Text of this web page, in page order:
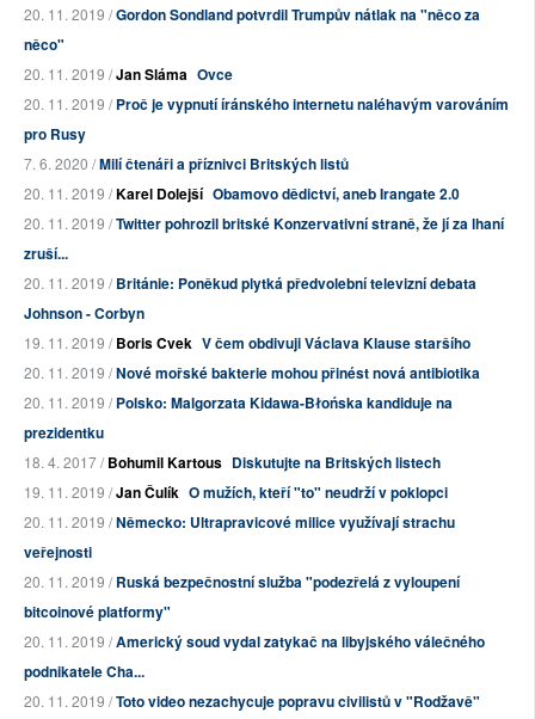
20. 11. 2019 /Gordon Sondland potvrdil Trumpův nátlak na "něco za
něco"
20. 11. 2019 /Jan Sláma Ovce
20. 11. 2019 /Proč je vypnutí íránského internetu naléhavým varováním
pro Rusy
7. 6. 2020 /Milí čtenáři a příznivci Britských listů
20. 11. 2019 /Karel Dolejší Obamovo dědictví, aneb Irangate 2.0
20. 11. 2019 /Twitter pohrozil britské Konzervativní straně, že jí za lhaní
zruší...
20. 11. 2019 /Británie: Poněkud plytká předvolební televizní debata
Johnson - Corbyn
19. 11. 2019 /Boris Cvek V čem obdivuji Václava Klause staršího
20. 11. 2019 /Nové mořské bakterie mohou přinést nová antibiotika
20. 11. 2019 /Polsko: Malgorzata Kidawa-Błońska kandiduje na
prezidentku
18. 4. 2017 /Bohumil Kartous Diskutujte na Britských listech
19. 11. 2019 /Jan Čulík O mužích, kteří "to" neudrží v poklopci
20. 11. 2019 /Německo: Ultrapravicové milice využívají strachu
veřejnosti
20. 11. 2019 /Ruská bezpečnostní služba "podezřelá z vyloupení
bitcoinové platformy"
20. 11. 2019 /Americký soud vydal zatykač na libyjského válečného
podnikatele Cha...
20. 11. 2019 /Toto video nezachycuje popravu civilistů v "Rodžavě"